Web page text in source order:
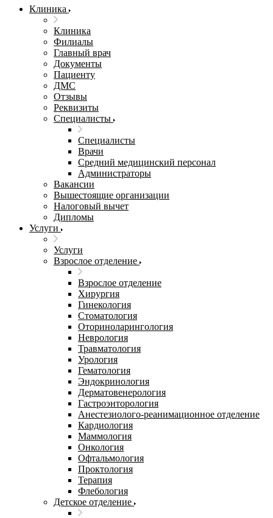
Клиника
Клиника
Филиалы
Главный врач
Документы
Пациенту
ДМС
Отзывы
Реквизиты
Специалисты
Специалисты
Врачи
Средний медицинский персонал
Администраторы
Вакансии
Вышестоящие организации
Налоговый вычет
Дипломы
Услуги
Услуги
Взрослое отделение
Взрослое отделение
Хирургия
Гинекология
Стоматология
Оториноларингология
Неврология
Травматология
Урология
Гематология
Эндокринология
Дерматовенерология
Гастроэнторология
Анестезиолого-реанимационное отделение
Кардиология
Маммология
Онкология
Офтальмология
Проктология
Терапия
Флебология
Детское отделение